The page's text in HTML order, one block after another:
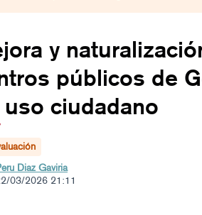
y
públicos de
ciudadano
Diaz Gaviria
03/2026 21:11